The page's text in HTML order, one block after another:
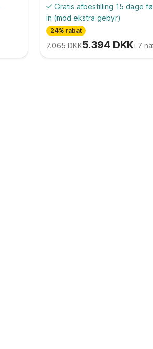
Gratis afbestilling 15 dage
in (mod ekstra gebyr)
24% rabat
7.065 DKK5.394 DKKi 7